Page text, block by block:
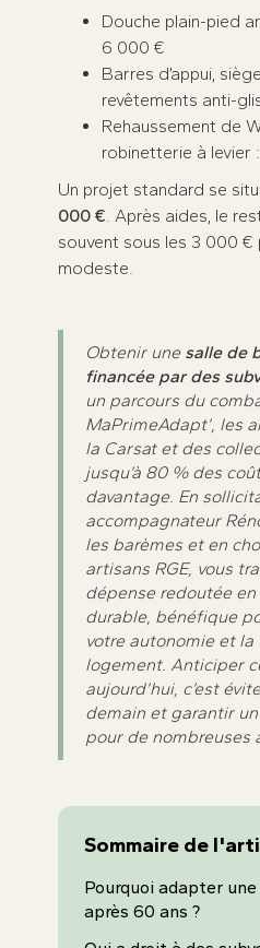
Douche plain-pied
6 000 €
Barres d’appui,
revêtements anti-
Rehaussement de
robinetterie à levier
Un projet standard se
000 € . Après aides, le
souvent sous les 3 000 €
modeste.
Obtenir une salle de
financée par des
un parcours du
MaPrimeAdapt’, les
la Carsat et des
jusqu’à 80 % des
davantage. En
accompagnateur
les barèmes et en
artisans RGE, vous
dépense redoutée
durable, bénéfique
votre autonomie et la
logement. Anticiper
aujourd’hui, c’est
demain et garantir
pour de nombreuses
Sommaire de
Pourquoi adapter
après 60 ans ?